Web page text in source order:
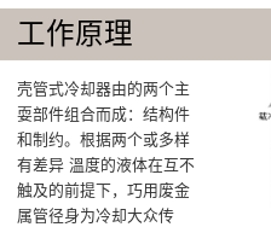
工作原理
壳管式冷却器由的两个主
耍部件组合而成：结构件
和制约。根据两个或多样
有差异 溫度的液体在互不
触及的前提下，巧用废金
属管径身为冷却大众传